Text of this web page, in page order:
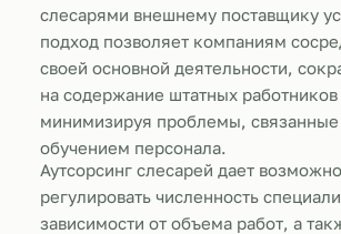
слесарями внешнему поставщику
подход позволяет компаниям
своей основной деятельности,
на содержание штатных работников
минимизируя проблемы,
обучением персонала.
Аутсорсинг слесарей дает
регулировать численность
зависимости от объема работ, а